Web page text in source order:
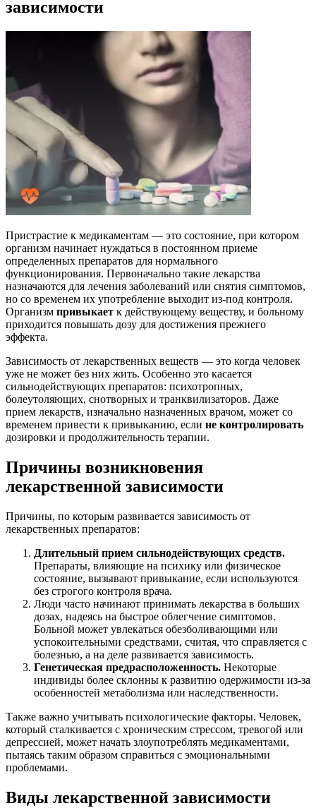
зависимости
Пристрастие к медикаментам — это состояние, при котором
организм начинает нуждаться в постоянном приеме
определенных препаратов для нормального
функционирования. Первоначально такие лекарства
назначаются для лечения заболеваний или снятия симптомов,
но со временем их употребление выходит из-под контроля.
Организм привыкает к действующему веществу, и больному
приходится повышать дозу для достижения прежнего
эффекта.
Зависимость от лекарственных веществ — это когда человек
уже не может без них жить. Особенно это касается
сильнодействующих препаратов: психотропных,
болеутоляющих, снотворных и транквилизаторов. Даже
прием лекарств, изначально назначенных врачом, может со
временем привести к привыканию, если не контролировать
дозировки и продолжительность терапии.
Причины возникновения
лекарственной зависимости
Причины, по которым развивается зависимость от
лекарственных препаратов:
Длительный прием сильнодействующих средств.
Препараты, влияющие на психику или физическое
состояние, вызывают привыкание, если используются
без строгого контроля врача.
Люди часто начинают принимать лекарства в больших
дозах, надеясь на быстрое облегчение симптомов.
Больной может увлекаться обезболивающими или
успокоительными средствами, считая, что справляется с
болезнью, а на деле развивается зависимость.
Генетическая предрасположенность. Некоторые
индивиды более склонны к развитию одержимости из-за
особенностей метаболизма или наследственности.
Также важно учитывать психологические факторы. Человек,
который сталкивается с хроническим стрессом, тревогой или
депрессией, может начать злоупотреблять медикаментами,
пытаясь таким образом справиться с эмоциональными
проблемами.
Виды лекарственной зависимости